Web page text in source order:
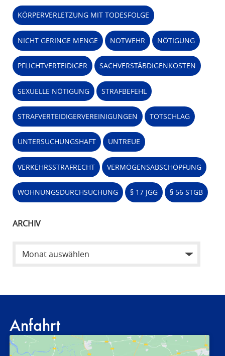
KÖRPERVERLETZUNG MIT TODESFOLGE
NICHT GERINGE MENGE NOTWEHR NÖTIGUNG
PFLICHTVERTEIDIGER SACHVERSTÄBDIGENKOSTEN
SEXUELLE NÖTIGUNG STRAFBEFEHL
STRAFVERTEIDIGERVEREINIGUNGEN TOTSCHLAG
UNTERSUCHUNGSHAFT UNTREUE
VERKEHRSSTRAFRECHT VERMÖGENSABSCHÖPFUNG
WOHNUNGSDURCHSUCHUNG § 17 JGG § 56 STGB
ARCHIV
Anfahrt